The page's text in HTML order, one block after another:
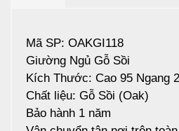
Mã SP: OAKGI118
Giường Ngủ Gỗ Sồi
Kích Thước: Cao 95 Ngang
Chất liệu: Gỗ Sồi (Oak)
Bảo hành 1 năm